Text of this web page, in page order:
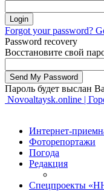
Forgot your password?
Password recovery
Восстановите свой
Пароль будет выслан
Novoaltaysk.online |
Интернет-
Фоторепортажи
Погода
Редакция
Спецпроекты